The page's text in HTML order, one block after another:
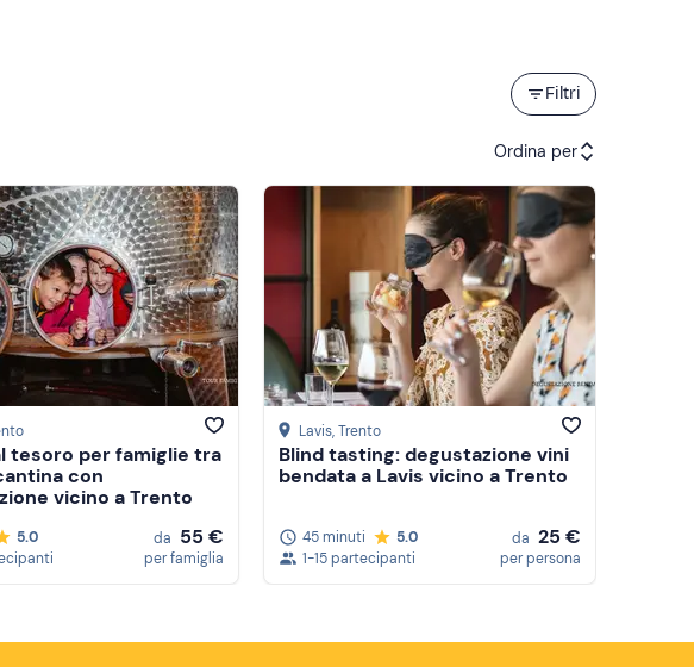
Filtri
Ordina per
Attività consigliate
Prezzo (crescente)
Prezzo (decrescente)
Recensioni
tesoro per famiglie tra
con
vicino a Trento
5.0
da 55 €
per famiglia
Lavis, Trento
Blind tasting: degustazione vini
bendata a Lavis vicino a Trento
45 minuti
5.0
1-15 partecipanti
da 25 €
per persona